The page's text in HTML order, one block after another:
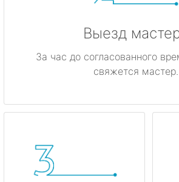
Выезд
За час до согласованного
свяжется мастер.